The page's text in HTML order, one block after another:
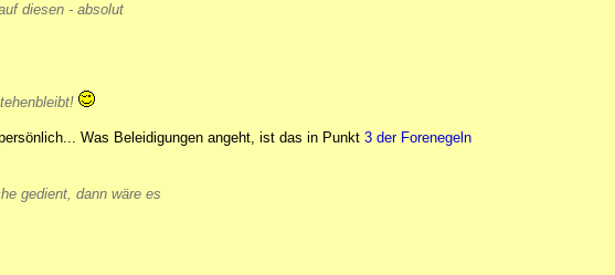
diesen - absolut
Was Beleidigungen angeht, ist das in Punkt 3 der Forenegeln
gedient, dann wäre es